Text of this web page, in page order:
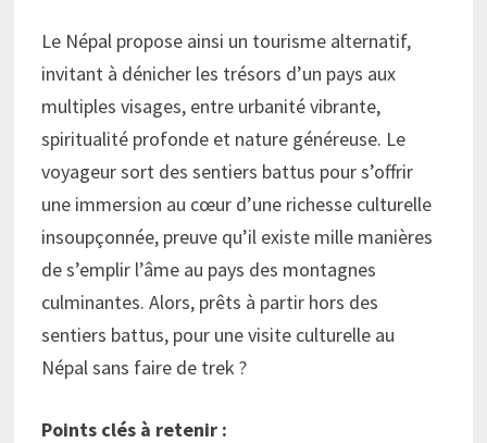
Le Népal propose ainsi un tourisme alternatif,
invitant à dénicher les trésors d’un pays aux
multiples visages, entre urbanité vibrante,
spiritualité profonde et nature généreuse. Le
voyageur sort des sentiers battus pour s’offrir
une immersion au cœur d’une richesse culturelle
insoupçonnée, preuve qu’il existe mille manières
de s’emplir l’âme au pays des montagnes
culminantes. Alors, prêts à partir hors des
sentiers battus, pour une visite culturelle au
Népal sans faire de trek ?
Points clés à retenir :